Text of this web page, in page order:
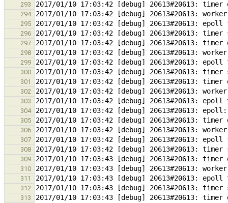
293
294
295
296
297
298
299
300
301
302
303
304
305
306
307
308
309
310
311
312
313